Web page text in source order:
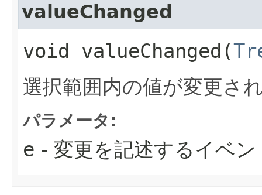
valueChanged
void valueChanged​(
選択範囲内の値が変更さ
パラメータ:
e - 変更を記述するイベン